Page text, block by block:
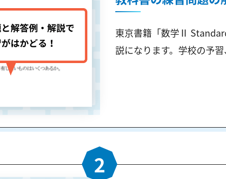
東京書籍「数学Ⅱ
説になります。学校の予習
2